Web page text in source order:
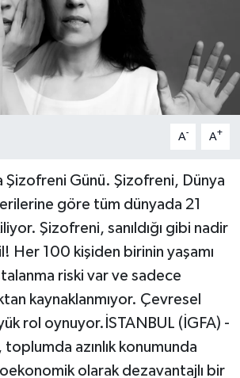
A- A+
Şizofreni Günü. Şizofreni, Dünya
göre tüm dünyada 21
Şizofreni, sanıldığı gibi nadir
Her 100 kişiden birinin yaşamı
riski var ve sadece
kaynaklanmıyor. Çevresel
rol oynuyor.İSTANBUL (İGFA) -
azınlık konumunda
olarak dezavantajlı bir